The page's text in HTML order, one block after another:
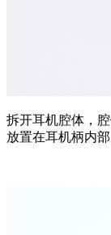
拆开耳机腔体，
放置在耳机柄内部